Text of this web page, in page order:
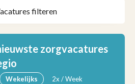
filteren
zorgvacatures
Wekelijks 2x / Week